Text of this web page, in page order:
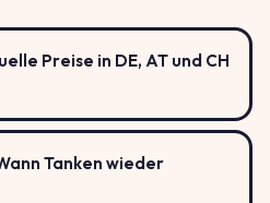
Preise in DE, AT und CH
Tanken wieder